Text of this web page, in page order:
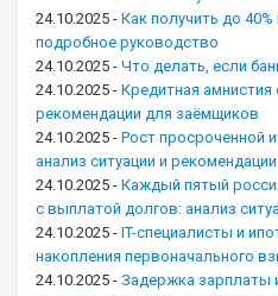
24.10.2025 - Как получить до
подробное руководство
24.10.2025 - Что делать, если
24.10.2025 - Кредитная
рекомендации для заёмщиков
24.10.2025 - Рост просроченной
анализ ситуации и рекомендации
24.10.2025 - Каждый пятый
с выплатой долгов: анализ
24.10.2025 - IT-специалисты и
накопления первоначального
24.10.2025 - Задержка зарплаты